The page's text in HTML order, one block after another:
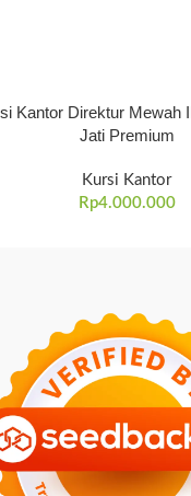
Kantor Direktur Mewah
Jati Premium
Kursi Kantor
Rp4.000.000